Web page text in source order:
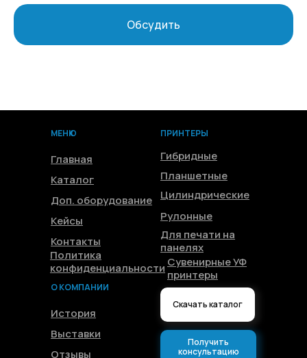
Обсудить
Главная
МЕНЮ
Каталог
Доп. оборудование
Кейсы
Контакты
Политика
конфиденциальности
Гибридные
ПРИНТЕРЫ
Планшетные
Цилиндрические
Для печати на
панелях
Сувенирные УФ
принтеры
История
О КОМПАНИИ
Выставки
Отзывы
Получить
консультацию
Скачать каталог
Рулонные